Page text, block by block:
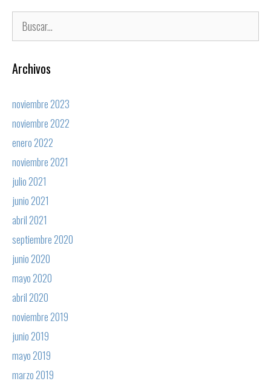
Archivos
noviembre 2023
noviembre 2022
enero 2022
noviembre 2021
julio 2021
junio 2021
abril 2021
septiembre 2020
junio 2020
mayo 2020
abril 2020
noviembre 2019
junio 2019
mayo 2019
marzo 2019